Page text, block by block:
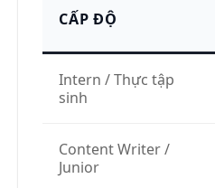
CẤP ĐỘ
Intern / Thực tập
sinh
Content Writer /
Junior